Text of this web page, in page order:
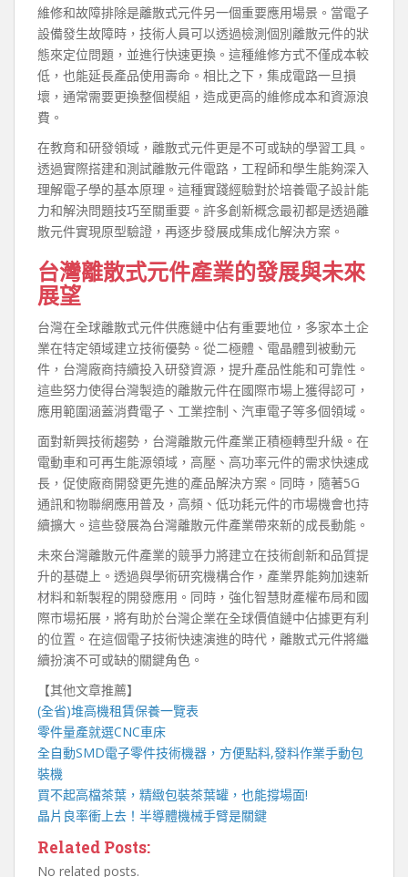
維修和故障排除是離散式元件另一個重要應用場景。當電子
設備發生故障時，技術人員可以透過檢測個別離散元件的狀
態來定位問題，並進行快速更換。這種維修方式不僅成本較
低，也能延長產品使用壽命。相比之下，集成電路一旦損
壞，通常需要更換整個模組，造成更高的維修成本和資源浪
費。
在教育和研發領域，離散式元件更是不可或缺的學習工具。
透過實際搭建和測試離散元件電路，工程師和學生能夠深入
理解電子學的基本原理。這種實踐經驗對於培養電子設計能
力和解決問題技巧至關重要。許多創新概念最初都是透過離
散元件實現原型驗證，再逐步發展成集成化解決方案。
台灣離散式元件產業的發展與未來
展望
台灣在全球離散式元件供應鏈中佔有重要地位，多家本土企
業在特定領域建立技術優勢。從二極體、電晶體到被動元
件，台灣廠商持續投入研發資源，提升產品性能和可靠性。
這些努力使得台灣製造的離散元件在國際市場上獲得認可，
應用範圍涵蓋消費電子、工業控制、汽車電子等多個領域。
面對新興技術趨勢，台灣離散元件產業正積極轉型升級。在
電動車和可再生能源領域，高壓、高功率元件的需求快速成
長，促使廠商開發更先進的產品解決方案。同時，隨著5G
通訊和物聯網應用普及，高頻、低功耗元件的市場機會也持
續擴大。這些發展為台灣離散元件產業帶來新的成長動能。
未來台灣離散元件產業的競爭力將建立在技術創新和品質提
升的基礎上。透過與學術研究機構合作，產業界能夠加速新
材料和新製程的開發應用。同時，強化智慧財產權布局和國
際市場拓展，將有助於台灣企業在全球價值鏈中佔據更有利
的位置。在這個電子技術快速演進的時代，離散式元件將繼
續扮演不可或缺的關鍵角色。
【其他文章推薦】
(全省)堆高機租賃保養一覽表
零件量產就選CNC車床
全自動SMD電子零件技術機器 ，方便點料,發料作業手動包
裝機
買不起高檔茶葉，精緻包裝茶葉罐 ，也能撐場面!
晶片良率衝上去！ 半導體機械手臂是關鍵
Related Posts:
No related posts.